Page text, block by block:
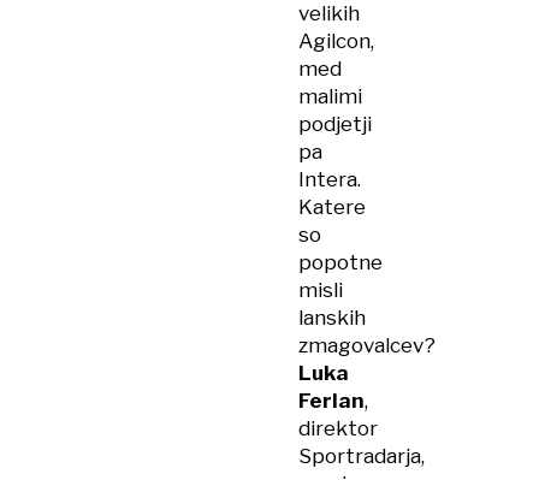
velikih
Agilcon,
med
malimi
podjetji
pa
Intera.
Katere
so
popotne
misli
lanskih
zmagovalcev?
Luka
Ferlan,
direktor
Sportradarja,